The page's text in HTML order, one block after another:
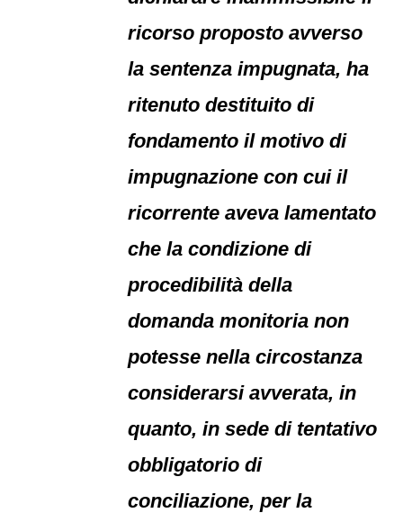
ricorso proposto avverso
la sentenza impugnata, ha
ritenuto destituito di
fondamento il motivo di
impugnazione con cui il
ricorrente aveva lamentato
che la condizione di
procedibilità della
domanda monitoria non
potesse nella circostanza
considerarsi avverata, in
quanto, in sede di tentativo
obbligatorio di
conciliazione, per la